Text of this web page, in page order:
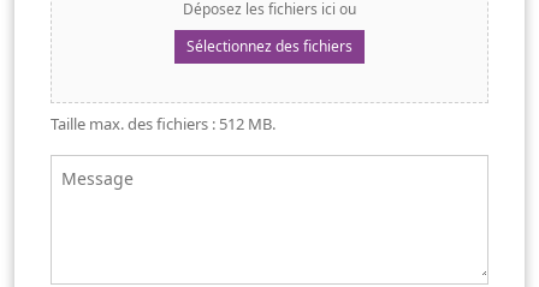
Déposez les fichiers ici ou
Sélectionnez des fichiers
Taille max. des fichiers : 512 MB.
Message